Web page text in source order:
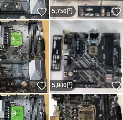
いいね！
5,750円
いいね！
5,980円